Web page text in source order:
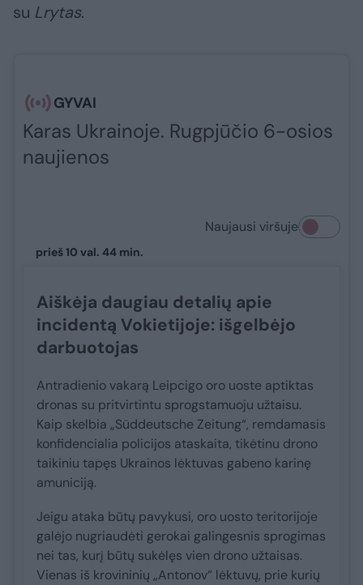
su Lrytas.​​​
GYVAI
Karas Ukrainoje. Rugpjūčio 6-osios
naujienos
Naujausi viršuje
prieš 10 val. 44 min.
Aiškėja daugiau detalių apie
incidentą Vokietijoje: išgelbėjo
darbuotojas
Antradienio vakarą Leipcigo oro uoste aptiktas
dronas su pritvirtintu sprogstamuoju užtaisu.
Kaip skelbia „Süddeutsche Zeitung“, remdamasis
konfidencialia policijos ataskaita, tikėtinu drono
taikiniu tapęs Ukrainos lėktuvas gabeno karinę
amuniciją.
Jeigu ataka būtų pavykusi, oro uosto teritorijoje
galėjo nugriaudėti gerokai galingesnis sprogimas
nei tas, kurį būtų sukėlęs vien drono užtaisas.
Vienas iš krovininių „Antonov“ lėktuvų, prie kurių